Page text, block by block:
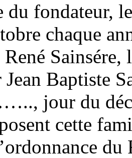
du fondateur,
chaque
René
Baptiste
jour du
cette